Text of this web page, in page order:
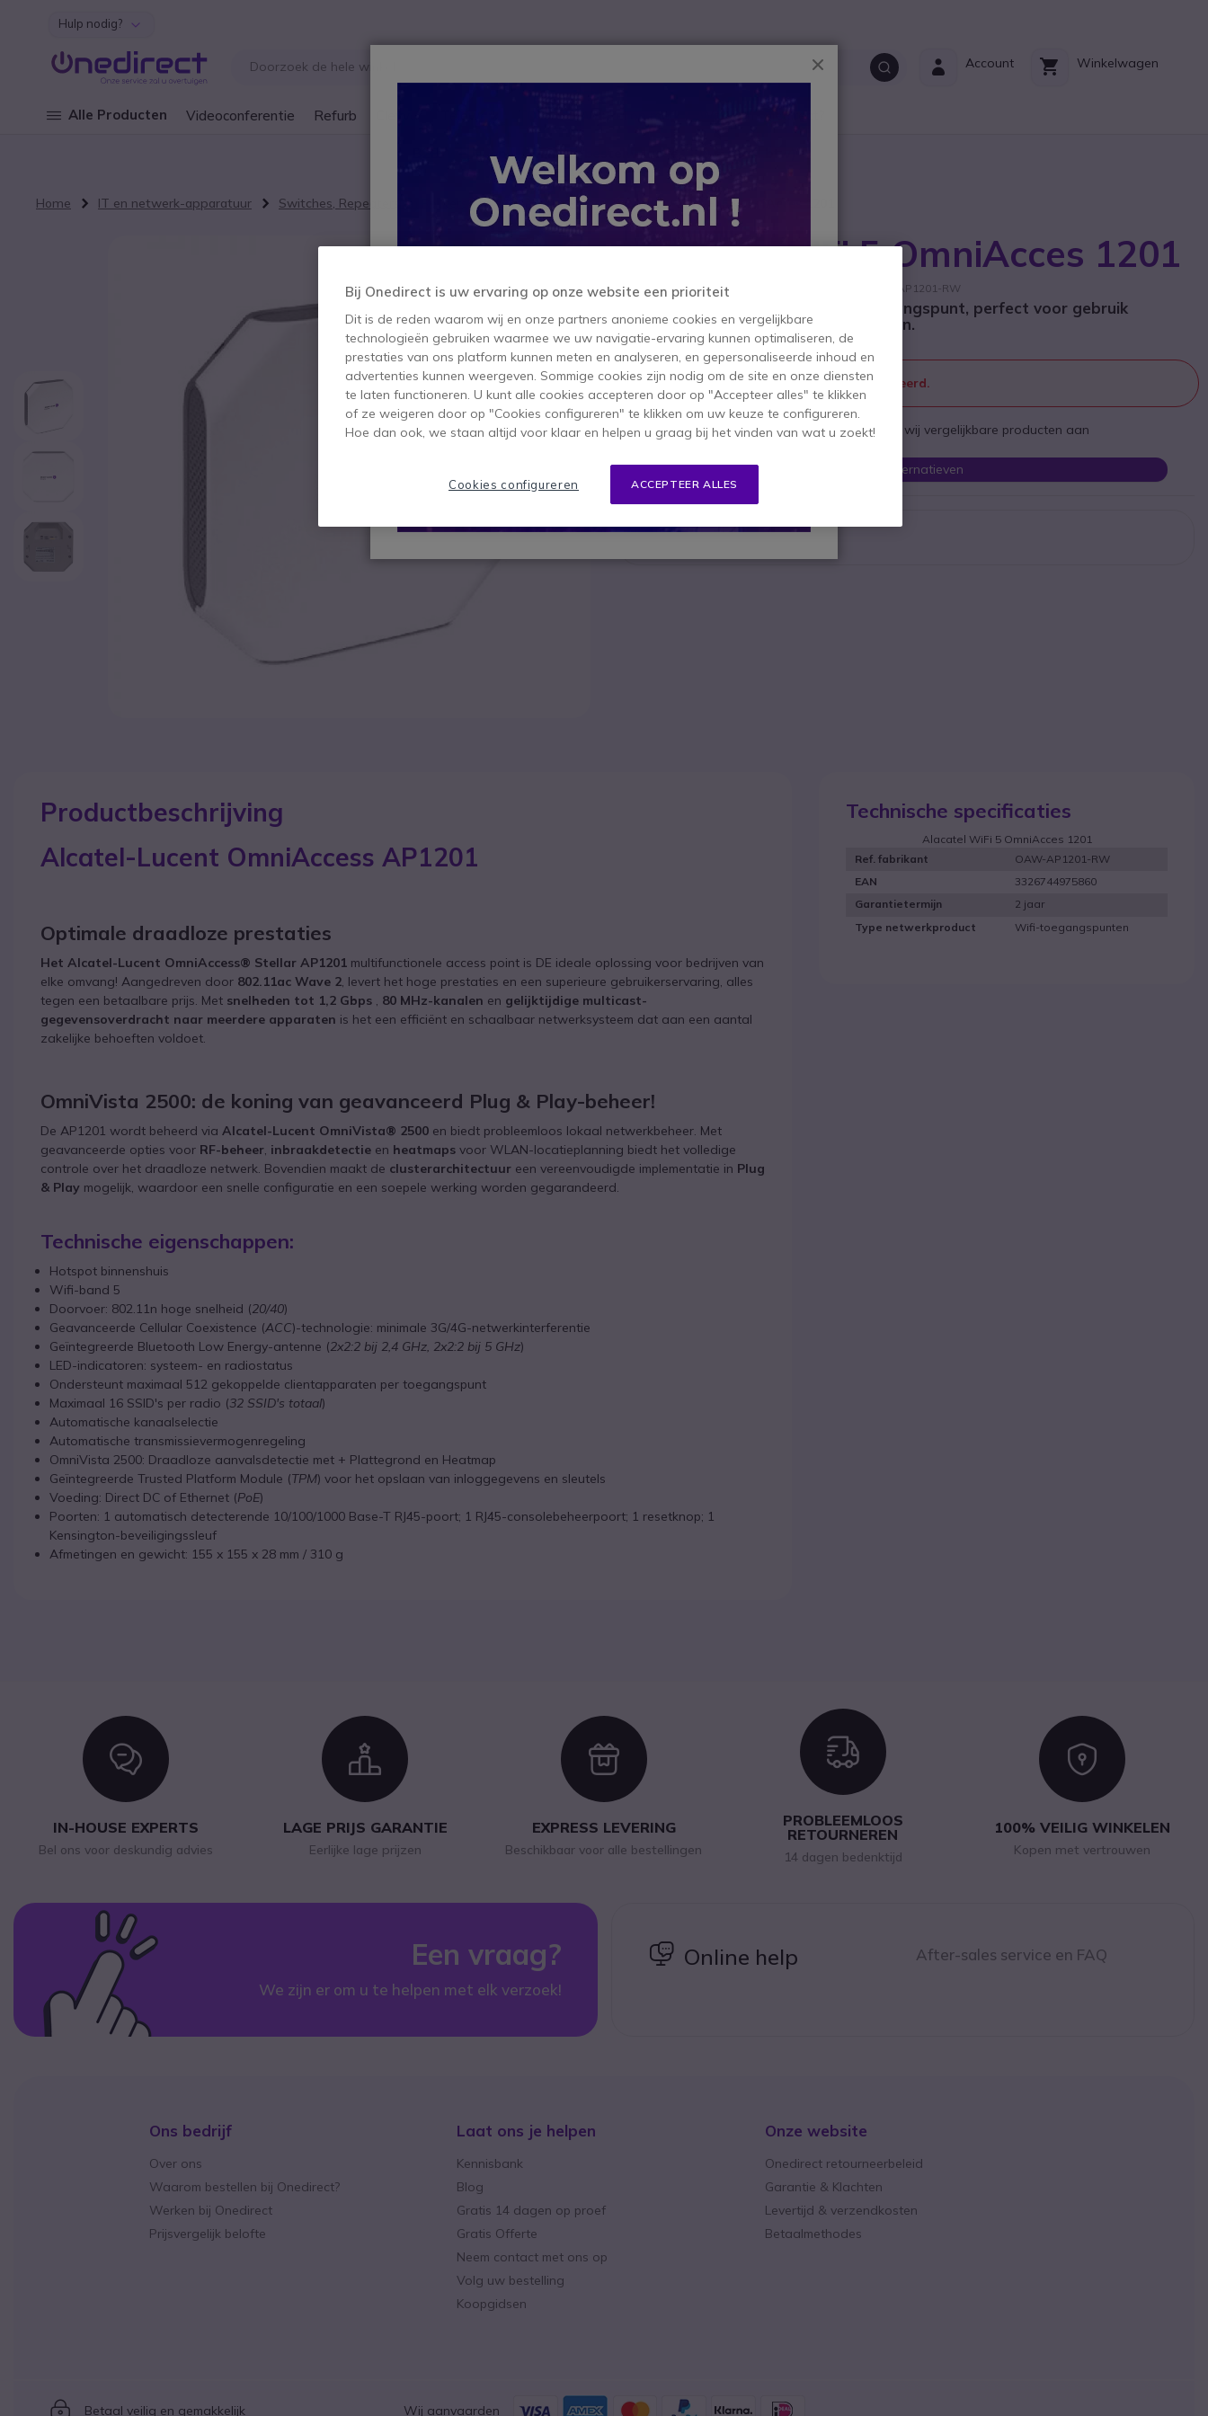
Ga naar de inhoud
Hulp nodig?
Winkelwagen
Account
Alle Producten Videoconferentie Refurb Waarom Onedirect?
B2B-webshop – Minimale bestelwaarde: 300 € (excl. btw)
Home IT en netwerk-apparatuur Switches, Repeaters en Routers WiFi Access Points Alacatel WiFi 5 OmniAcces 1201
Alacatel WiFi 5 OmniAcces 1201
SKU ALCOAWAP1201RW // Referentie fabrikant: OAW-AP1201-RW
Uitbreidbaar Wi-Fi 5 draadloos toegangspunt, perfect voor gebruik
binnenshuis in kleine en grote bedrijven.
Dit product wordt niet meer geproduceerd.
Om u van dienst te zijn bieden wij vergelijkbare producten aan
Bekijk alternatieven
Productbeschrijving
Alcatel-Lucent OmniAccess AP1201
Optimale draadloze prestaties
Het Alcatel-Lucent OmniAccess® Stellar AP1201 multifunctionele access point is DE ideale oplossing voor bedrijven van
elke omvang! Aangedreven door 802.11ac Wave 2 , levert het hoge prestaties en een superieure gebruikerservaring, alles
tegen een betaalbare prijs. Met snelheden tot 1,2 Gbps 80 MHz-kanalen en gelijktijdige multicast-
gegevensoverdracht naar meerdere apparaten is het een efficiënt en schaalbaar netwerksysteem dat aan een aantal
zakelijke behoeften voldoet.
OmniVista 2500: de koning van geavanceerd Plug & Play-beheer!
De AP1201 wordt beheerd via Alcatel-Lucent OmniVista® 2500 en biedt probleemloos lokaal netwerkbeheer. Met
geavanceerde opties voor RF-beheer inbraakdetectie en heatmaps voor WLAN-locatieplanning biedt het volledige
controle over het draadloze netwerk. Bovendien maakt de clusterarchitectuur een vereenvoudigde implementatie in Plug
& Play mogelijk, waardoor een snelle configuratie en een soepele werking worden gegarandeerd.
Technische eigenschappen:
Hotspot binnenshuis
Wifi-band 5
Doorvoer: 802.11n hoge snelheid (20/40)
Geavanceerde Cellular Coexistence (ACC)-technologie: minimale 3G/4G-netwerkinterferentie
Geïntegreerde Bluetooth Low Energy-antenne (2x2:2 bij 2,4 GHz, 2x2:2 bij 5 GHz)
LED-indicatoren: systeem- en radiostatus
Ondersteunt maximaal 512 gekoppelde clientapparaten per toegangspunt
Maximaal 16 SSID's per radio (32 SSID's totaal)
Automatische kanaalselectie
Automatische transmissievermogenregeling
OmniVista 2500: Draadloze aanvalsdetectie met + Plattegrond en Heatmap
Geïntegreerde Trusted Platform Module (TPM) voor het opslaan van inloggegevens en sleutels
Voeding: Direct DC of Ethernet (PoE)
Poorten: 1 automatisch detecterende 10/100/1000 Base-T RJ45-poort; 1 RJ45-consolebeheerpoort; 1 resetknop; 1
Kensington-beveiligingssleuf
Afmetingen en gewicht: 155 x 155 x 28 mm / 310 g
Technische specificaties
Alacatel WiFi 5 OmniAcces 1201
Ref. fabrikant
OAW-AP1201-RW
EAN
3326744975860
Garantietermijn
2 jaar
Type netwerkproduct
Wifi-toegangspunten
Icon
IN-HOUSE EXPERTS
Bel ons voor deskundig advies
Icon
LAGE PRIJS GARANTIE
Eerlijke lage prijzen
Icon
EXPRESS LEVERING
Beschikbaar voor alle bestellingen
Icon
PROBLEEMLOOS
RETOURNEREN
14 dagen bedenktijd
Icon
100% VEILIG WINKELEN
Kopen met vertrouwen
Een vraag?
We zijn er om u te helpen met elk verzoek!
icon
Online help After-sales service en FAQ
Ons bedrijf
Over ons
Waarom bestellen bij Onedirect?
Werken bij Onedirect
Prijsvergelijk belofte
Laat ons je helpen
Kennisbank
Blog
Gratis 14 dagen op proef
Gratis Offerte
Neem contact met ons op
Volg uw bestelling
Koopgidsen
Onze website
Onedirect retourneerbeleid
Garantie & Klachten
Levertijd & verzendkosten
Betaalmethodes
Icon
Betaal veilig en gemakkelijk Wij aanvaarden
Bij Onedirect is uw ervaring op onze website een prioriteit
Dit is de reden waarom wij en onze partners anonieme cookies en vergelijkbare
technologieën gebruiken waarmee we uw navigatie-ervaring kunnen optimaliseren, de
prestaties van ons platform kunnen meten en analyseren, en gepersonaliseerde inhoud en
advertenties kunnen weergeven. Sommige cookies zijn nodig om de site en onze diensten
te laten functioneren. U kunt alle cookies accepteren door op "Accepteer alles" te klikken
of ze weigeren door op "Cookies configureren" te klikken om uw keuze te configureren.
Hoe dan ook, we staan altijd voor klaar en helpen u graag bij het vinden van wat u zoekt!
ACCEPTEER ALLES
Cookies configureren